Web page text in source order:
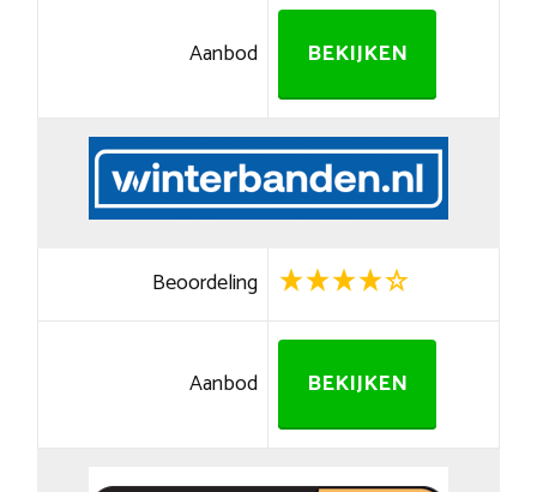
Aanbod BEKIJKEN
Beoordeling
Aanbod BEKIJKEN